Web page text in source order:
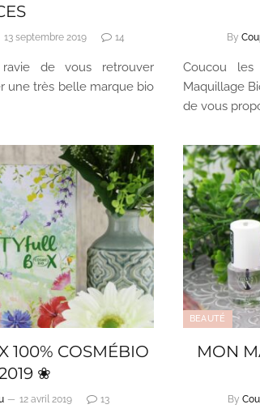
13 septembre 2019 14
de vous retrouver
une très belle marque bio
By
Coucou
Maquillage
de vous
100% COSMÉBIO
❀
12 avril 2019 13
BEAUTÉ
MON
By